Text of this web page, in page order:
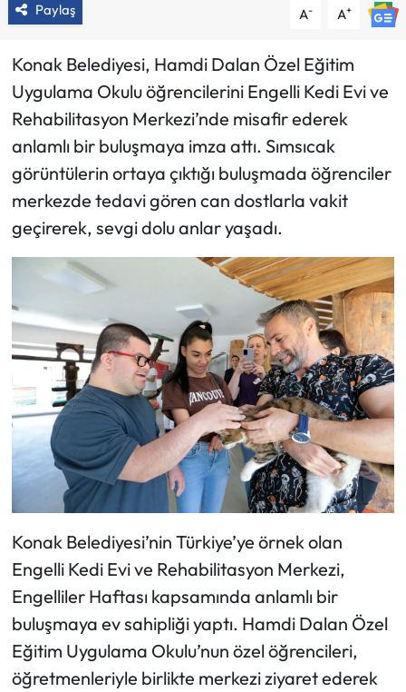
Paylaş A- A+
Konak Belediyesi, Hamdi Dalan Özel Eğitim
Uygulama Okulu öğrencilerini Engelli Kedi Evi ve
Rehabilitasyon Merkezi’nde misafir ederek
anlamlı bir buluşmaya imza attı. Sımsıcak
görüntülerin ortaya çıktığı buluşmada öğrenciler
merkezde tedavi gören can dostlarla vakit
geçirerek, sevgi dolu anlar yaşadı.
Konak Belediyesi’nin Türkiye’ye örnek olan
Engelli Kedi Evi ve Rehabilitasyon Merkezi,
Engelliler Haftası kapsamında anlamlı bir
buluşmaya ev sahipliği yaptı. Hamdi Dalan Özel
Eğitim Uygulama Okulu’nun özel öğrencileri,
öğretmenleriyle birlikte merkezi ziyaret ederek